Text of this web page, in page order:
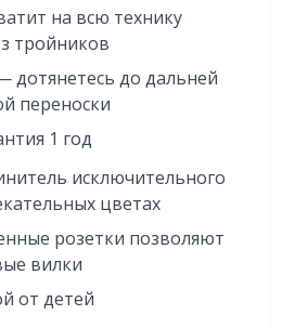
на всю технику
тройников
дотянетесь до дальней
переноски
1 год
исключительного
цветах
розетки позволяют
вилки
от детей